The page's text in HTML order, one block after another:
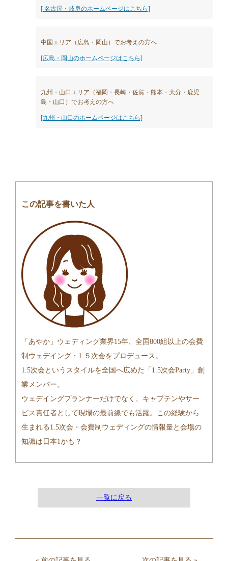
[ 名古屋・岐阜のホームページはこちら]
中国エリア（広島・岡山）でお考えの方へ
[広島・岡山のホームページはこちら]
九州・山口エリア（福岡・長崎・佐賀・熊本・大分・鹿児
島・山口）でお考えの方へ
[九州・山口のホームページはこちら]
この記事を書いた人
「あやか」ウェディング業界15年、全国800組以上の会費
制ウェデイング・1.５次会をプロデュース。
1.5次会というスタイルを全国へ広めた「1.5次会Party」創
業メンバー。
ウェデイングプランナーだけでなく、キャプテンやサー
ビス責任者として現場の最前線でも活躍。この経験から
生まれる1.5次会・会費制ウェディングの情報量と会場の
知識は日本1かも？
一覧に戻る